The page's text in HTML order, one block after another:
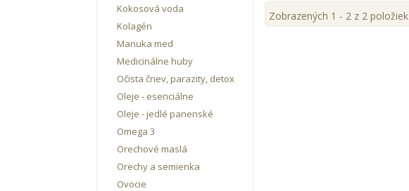
Kokosová voda
Kolagén
Manuka med
Medicinálne huby
Očista čriev, parazity, detox
Oleje - esenciálne
Oleje - jedlé panenské
Omega 3
Orechové maslá
Orechy a semienka
Ovocie
Zobrazených 1 - 2 z 2 položiek